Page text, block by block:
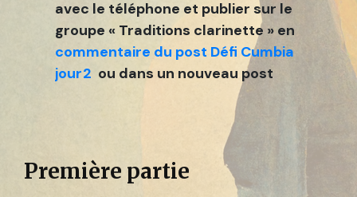
avec le téléphone et publier sur le
groupe « Traditions clarinette » en
commentaire du post Défi Cumbia
jour2 ou dans un nouveau post
Première partie